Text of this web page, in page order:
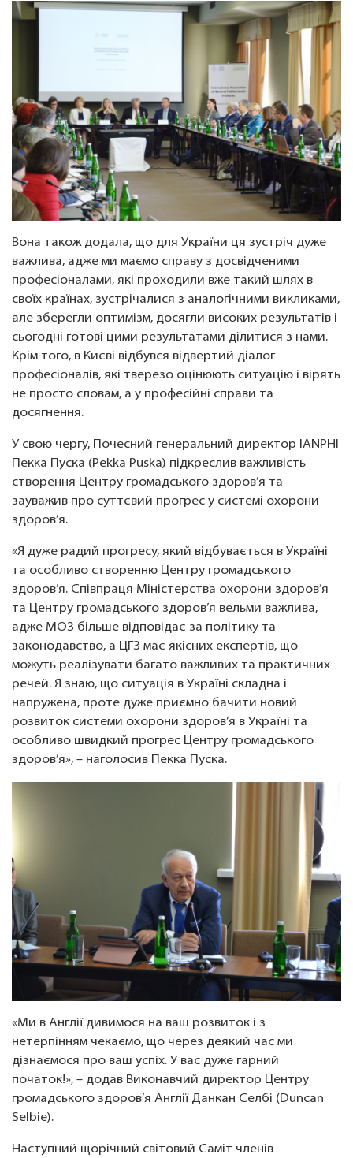
Вона також додала, що для України ця зустріч дуже
важлива, адже ми маємо справу з досвідченими
професіоналами, які проходили вже такий шлях в
своїх країнах, зустрічалися з аналогічними викликами,
але зберегли оптимізм, досягли високих результатів і
сьогодні готові цими результатами ділитися з нами.
Крім того, в Києві відбувся відвертий діалог
професіоналів, які тверезо оцінюють ситуацію і вірять
не просто словам, а у професійні справи та
досягнення.
У свою чергу, Почесний генеральний директор IANPHI
Пекка Пуска (Pekka Puska) підкреслив важливість
створення Центру громадського здоров’я та
зауважив про суттєвий прогрес у системі охорони
здоров’я.
«Я дуже радий прогресу, який відбувається в Україні
та особливо створенню Центру громадського
здоров’я. Співпраця Міністерства охорони здоров’я
та Центру громадського здоров’я вельми важлива,
адже МОЗ більше відповідає за політику та
законодавство, а ЦГЗ має якісних експертів, що
можуть реалізувати багато важливих та практичних
речей. Я знаю, що ситуація в Україні складна і
напружена, проте дуже приємно бачити новий
розвиток системи охорони здоров’я в Україні та
особливо швидкий прогрес Центру громадського
здоров’я», – наголосив Пекка Пуска.
«Ми в Англії дивимося на ваш розвиток і з
нетерпінням чекаємо, що через деякий час ми
дізнаємося про ваш успіх. У вас дуже гарний
початок!», – додав Виконавчий директор Центру
громадського здоров’я Англії Данкан Селбі (Duncan
Selbie).
Наступний щорічний світовий Саміт членів